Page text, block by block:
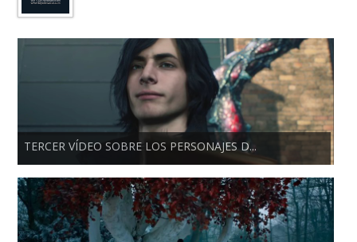
TERCER VÍDEO SOBRE LOS PERSONAJES D...